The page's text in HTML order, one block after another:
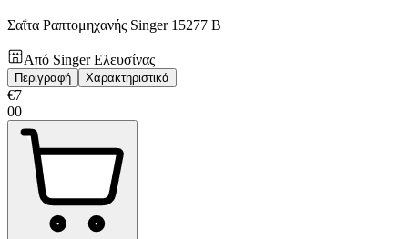
Σαΐτα Ραπτομηχανής Singer 15277 B
Από Singer Ελευσίνας
Περιγραφή Χαρακτηριστικά
€7
00